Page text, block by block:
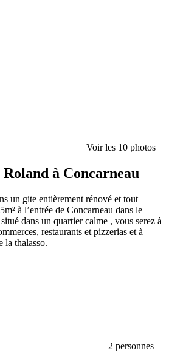
Voir les 10 photos
à Concarneau
un gite entièrement rénové et tout
à l’entrée de Concarneau dans le
dans un quartier calme , vous serez à
restaurants et pizzerias et à
la thalasso.
2 personnes